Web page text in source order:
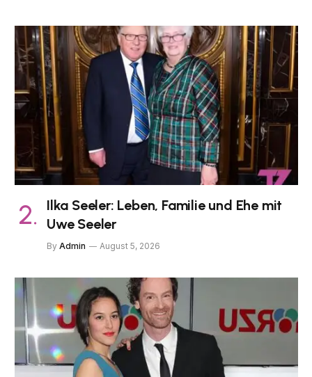
Ilka Seeler: Leben, Familie und Ehe mit
Uwe Seeler
By Admin August 5, 2026